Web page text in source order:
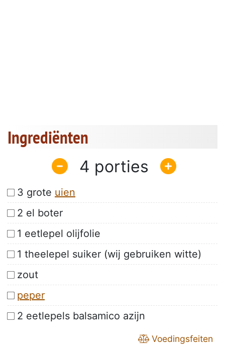
Ingrediënten
4
3 grote uien
2 el boter
1 eetlepel olijfolie
1 theelepel suiker (wij gebruiken witte)
zout
peper
2 eetlepels balsamico azijn
Voedingsfeiten